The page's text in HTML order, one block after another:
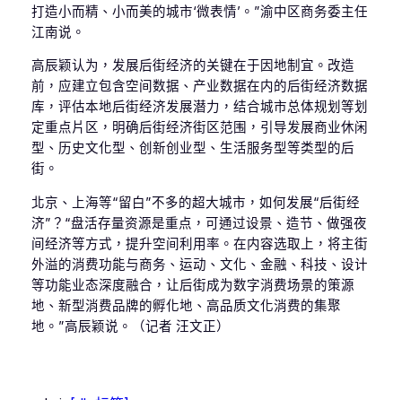
打造小而精、小而美的城市‘微表情’。”渝中区商务委主任
江南说。
高辰颖认为，发展后街经济的关键在于因地制宜。改造
前，应建立包含空间数据、产业数据在内的后街经济数据
库，评估本地后街经济发展潜力，结合城市总体规划等划
定重点片区，明确后街经济街区范围，引导发展商业休闲
型、历史文化型、创新创业型、生活服务型等类型的后
街。
北京、上海等“留白”不多的超大城市，如何发展“后街经
济”？“盘活存量资源是重点，可通过设景、造节、做强夜
间经济等方式，提升空间利用率。在内容选取上，将主街
外溢的消费功能与商务、运动、文化、金融、科技、设计
等功能业态深度融合，让后街成为数字消费场景的策源
地、新型消费品牌的孵化地、高品质文化消费的集聚
地。”高辰颖说。（记者 汪文正）